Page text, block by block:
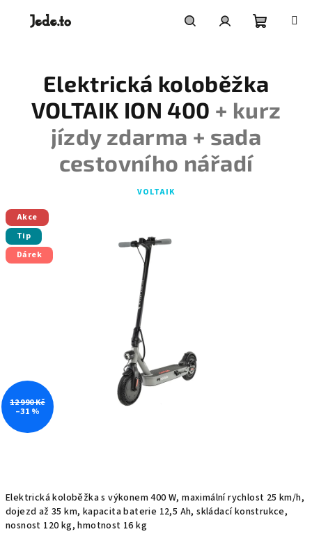
košík
Elektrická koloběžka s výkonem 400 W, maximální rychlost 25 km/h,
dojezd až 35 km, kapacita baterie 12,5 Ah, skládací konstrukce,
nosnost 120 kg, hmotnost 16 kg
Elektrická koloběžka
VOLTAIK ION 400 + kurz
jízdy zdarma + sada
cestovního nářadí
VOLTAIK
Akce
Tip
Dárek
12 990 Kč
–31 %